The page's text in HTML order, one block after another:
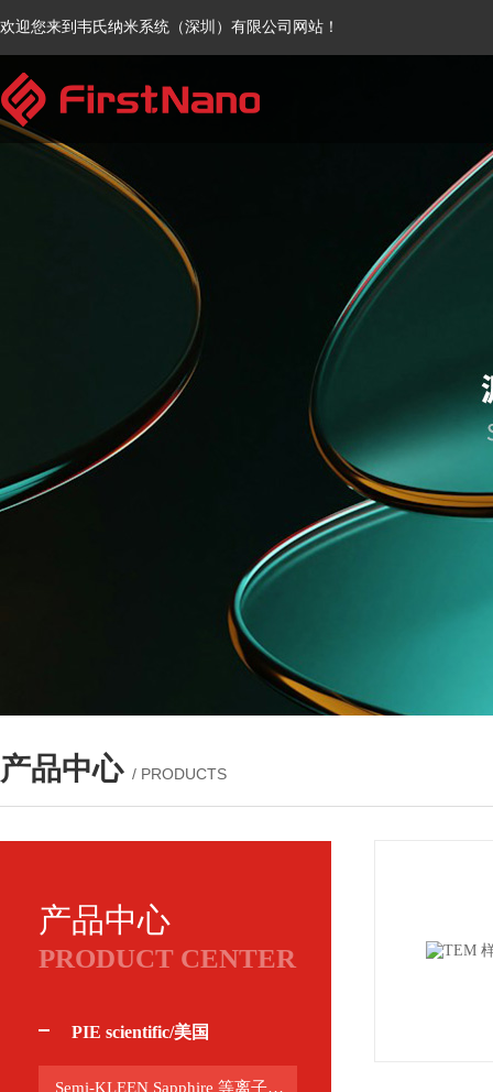
欢迎您来到韦氏纳米系统（深圳）有限公司网站！
产品中心 / PRODUCTS
产品中心
PRODUCT CENTER
PIE scientific/美国
Semi-KLEEN Sapphire 等离子清洗机